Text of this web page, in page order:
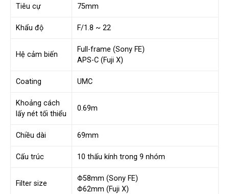
Tiêu cự 75mm
Khẩu độ F/1.8 ~ 22
Hệ cảm biến
Full-frame (Sony FE)
APS-C (Fuji X)
Coating UMC
Khoảng cách
lấy nét tối thiểu
0.69m
Chiều dài 69mm
Cấu trúc 10 thấu kính trong 9 nhóm
Filter size
Φ58mm (Sony FE)
Φ62mm (Fuji X)